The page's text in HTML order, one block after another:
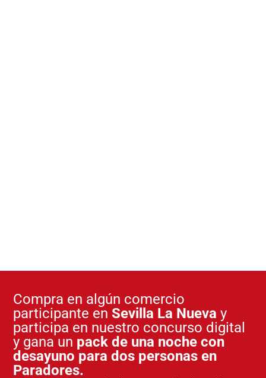
Compra en algún comercio
participante enSevilla La Nueva y
participa en nuestro concurso digital
y gana un pack de una noche con
desayuno para dos personas en
Paradores.